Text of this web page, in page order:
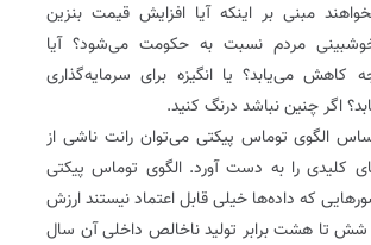
مبنی بر اینکه آیا افزایش قیمت بنزین
مردم نسبت به حکومت می‌شود؟ آیا
کاهش می‌یابد؟ یا انگیزه برای سرمایه‌گذاری
اگر چنین نباشد درنگ کنید.
الگوی توماس پیکتی می‌توان رانت ناشی از
کلیدی را به دست آورد. الگوی توماس پیکتی
که داده‌ها خیلی قابل اعتماد نیستند ارزش
شش تا هشت برابر تولید ناخالص داخلی آن سال